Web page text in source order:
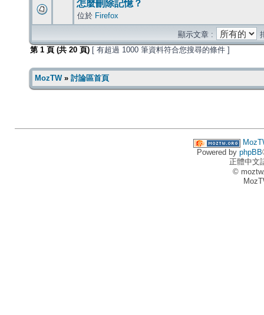
怎麼刪除記憶？
位於 Firefox
顯示文章 :
第 1 頁 (共 20 頁) [ 有超過 1000 筆資料符合您搜尋的條件 ]
MozTW» 討論區首頁
Powered by phpBB
正體中文
©